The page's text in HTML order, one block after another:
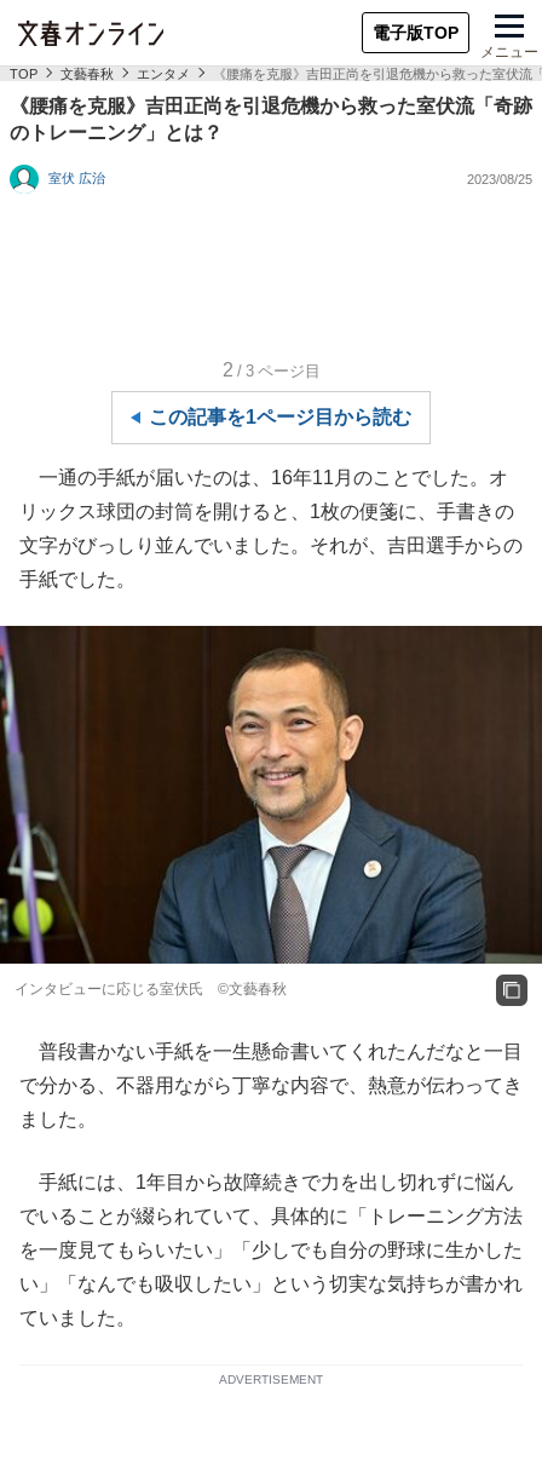
電子版TOP
メニュー
TOP 文藝春秋 エンタメ 《腰痛を克服》吉田正尚を引退危機から救った室伏流
《腰痛を克服》吉田正尚を引退危機から救った室伏流「奇跡
のトレーニング」とは？
室伏 広治 2023/08/25
2 /3 ページ目
この記事を1ページ目から読む
一通の手紙が届いたのは、16年11月のことでした。オ
リックス球団の封筒を開けると、1枚の便箋に、手書きの
文字がびっしり並んでいました。それが、吉田選手からの
手紙でした。
インタビューに応じる室伏氏 ©文藝春秋
普段書かない手紙を一生懸命書いてくれたんだなと一目
で分かる、不器用ながら丁寧な内容で、熱意が伝わってき
ました。
手紙には、1年目から故障続きで力を出し切れずに悩ん
でいることが綴られていて、具体的に「トレーニング方法
を一度見てもらいたい」「少しでも自分の野球に生かした
い」「なんでも吸収したい」という切実な気持ちが書かれ
ていました。
ADVERTISEMENT